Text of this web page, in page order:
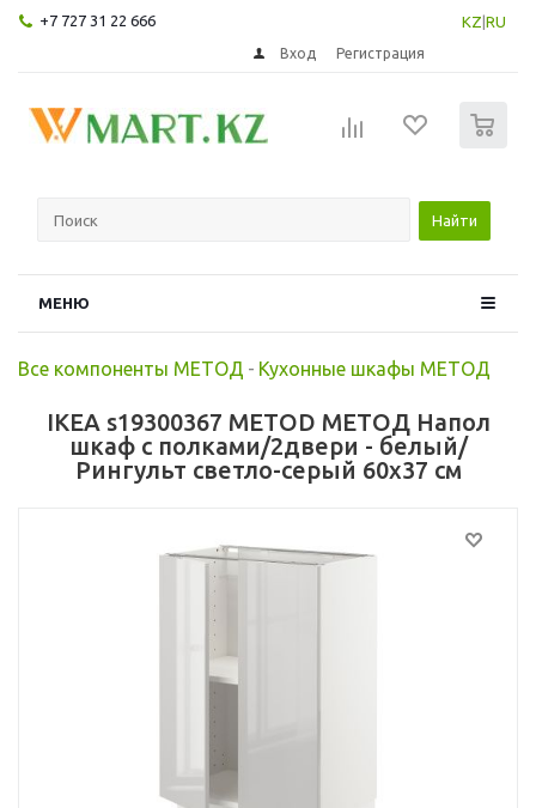
+7 727 31 22 666 KZ RU
Вход Регистрация
Найти
МЕНЮ
Все компоненты МЕТОД - Кухонные шкафы МЕТОД
IKEA s19300367 METOD МЕТОД Напол
шкаф с полками/2двери - белый/
Рингульт светло-серый 60x37 см